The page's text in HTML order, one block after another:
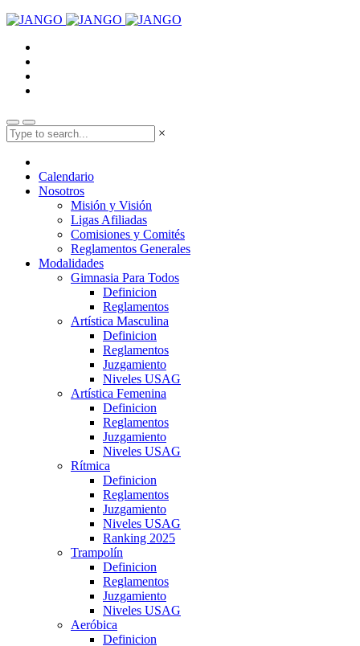
×
Calendario
Nosotros
Misión y Visión
Ligas Afiliadas
Comisiones y Comités
Reglamentos Generales
Modalidades
Gimnasia Para Todos
Definicion
Reglamentos
Artística Masculina
Definicion
Reglamentos
Juzgamiento
Niveles USAG
Artística Femenina
Definicion
Reglamentos
Juzgamiento
Niveles USAG
Rítmica
Definicion
Reglamentos
Juzgamiento
Niveles USAG
Ranking 2025
Trampolín
Definicion
Reglamentos
Juzgamiento
Niveles USAG
Aeróbica
Definicion